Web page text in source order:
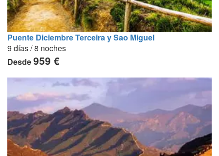
Puente Diciembre Terceira y Sao Miguel
9 días / 8 noches
Desde959 €